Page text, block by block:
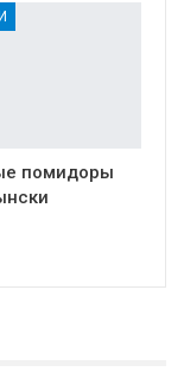
помидоры